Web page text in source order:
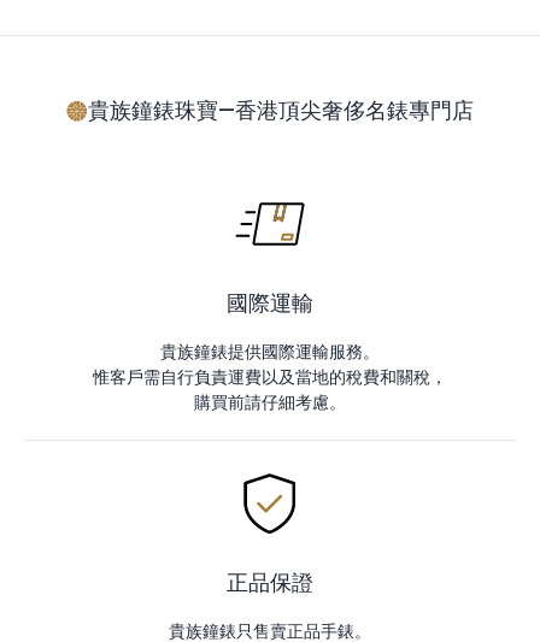
貴族鐘錶珠寶—香港頂尖奢侈名錶專門店
國際運輸
貴族鐘錶提供國際運輸服務。
惟客戶需自行負責運費以及當地的稅費和關稅，
購買前請仔細考慮。
正品保證
貴族鐘錶只售賣正品手錶。